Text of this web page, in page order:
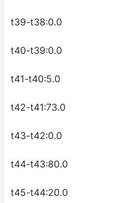
t39-t38:0.0
t40-t39:0.0
t41-t40:5.0
t42-t41:73.0
t43-t42:0.0
t44-t43:80.0
t45-t44:20.0